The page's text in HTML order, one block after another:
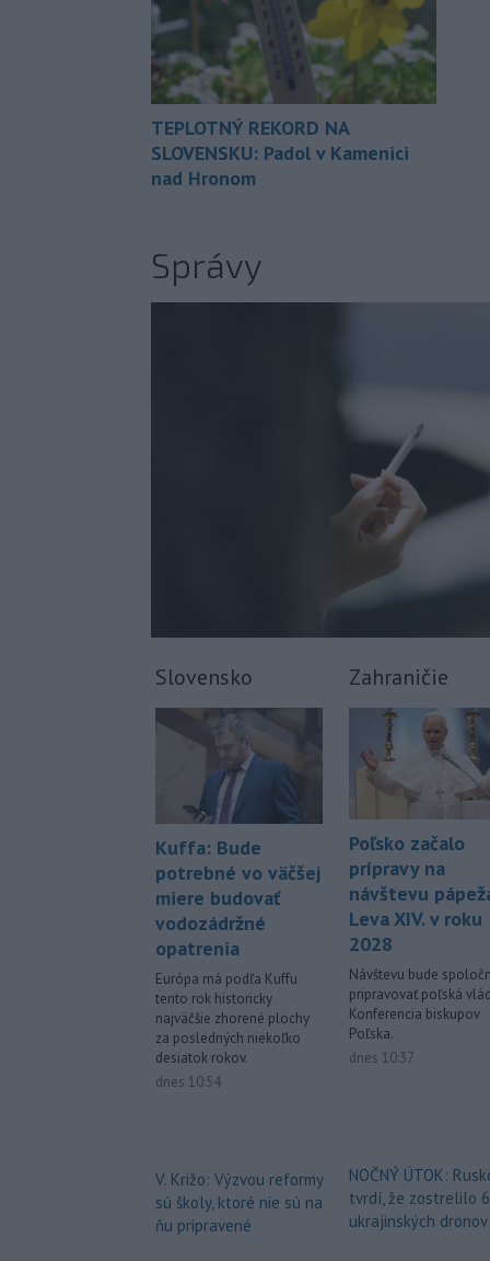
TEPLOTNÝ REKORD NA
SLOVENSKU: Padol v Kamenici
nad Hronom
Správy
Slovensko
Kuffa: Bude
potrebné vo väčšej
miere budovať
vodozádržné
opatrenia
Európa má podľa Kuffu
tento rok historicky
najväčšie zhorené plochy
za posledných niekoľko
desiatok rokov.
dnes 10:54
V. Križo: Výzvou reformy
sú školy, ktoré nie sú na
ňu pripravené
Zahraničie
Poľsko začalo
prípravy na
návštevu
Leva XIV. v roku
2028
Návštevu bude
pripravovať poľská
Konferencia biskupov
Poľska.
dnes 10:37
NOČNÝ ÚTOK:
tvrdí, že zostrelilo
ukrajinských dronov